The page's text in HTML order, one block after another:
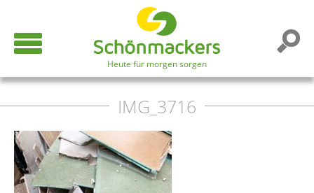
Heute für morgen sorgen
IMG_3716